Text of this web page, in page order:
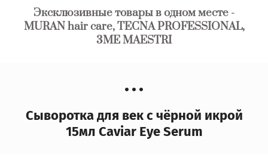
Эксклюзивные товары в одном месте -
MURAN hair care, TECNA PROFESSIONAL,
3ME MAESTRI
Сыворотка для век с чёрной икрой
15мл Caviar Eye Serum